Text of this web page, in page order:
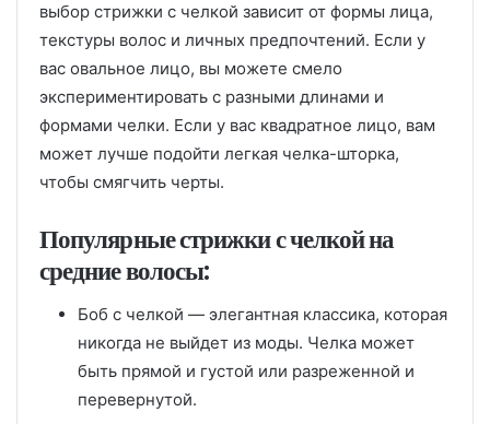
выбор стрижки с челкой зависит от формы лица,
текстуры волос и личных предпочтений. Если у
вас овальное лицо, вы можете смело
экспериментировать с разными длинами и
формами челки. Если у вас квадратное лицо, вам
может лучше подойти легкая челка-шторка,
чтобы смягчить черты.
Популярные стрижки с челкой на
средние волосы:
Боб с челкой — элегантная классика, которая
никогда не выйдет из моды. Челка может
быть прямой и густой или разреженной и
перевернутой.